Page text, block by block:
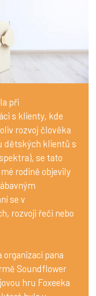
při
s klienty, kde
rozvoj člověka
dětských klientů s
se tato
rodině objevily
se v
rozvoji řeči nebo
pana
Soundflower
hru Foxeeka